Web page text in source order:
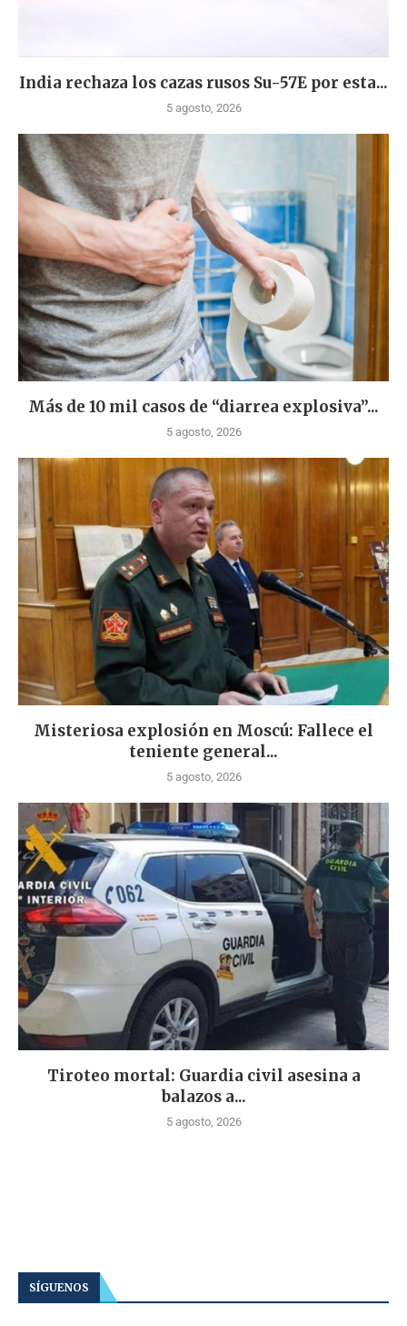
India rechaza los cazas rusos Su-57E por esta...
5 agosto, 2026
Más de 10 mil casos de “diarrea explosiva”...
5 agosto, 2026
Misteriosa explosión en Moscú: Fallece el
teniente general...
5 agosto, 2026
Tiroteo mortal: Guardia civil asesina a
balazos a...
5 agosto, 2026
SÍGUENOS